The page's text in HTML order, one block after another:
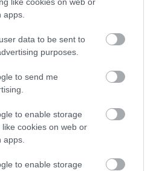
data to be sent to
purposes.
to send me
to enable storage
cookies on web or
to enable storage
N-es modellek